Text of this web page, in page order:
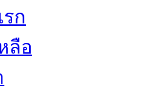
ก
ลือ